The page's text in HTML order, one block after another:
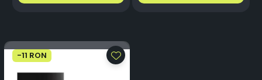
-11 RON